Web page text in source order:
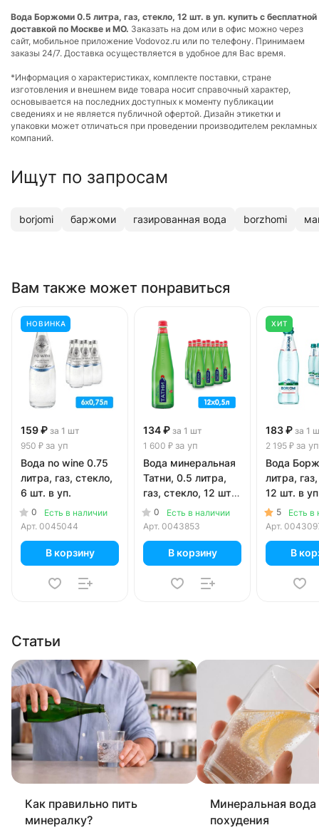
Вода Боржоми 0.5 литра, газ, стекло, 12 шт. в уп. купить с бесплатной
доставкой по Москве и МО. Заказать на дом или в офис можно через
сайт, мобильное приложение Vodovoz.ru или по телефону. Принимаем
заказы 24/7. Доставка осуществляется в удобное для Вас время.
*Информация о характеристиках, комплекте поставки, стране
изготовления и внешнем виде товара носит справочный характер,
основывается на последних доступных к моменту публикации
сведениях и не является публичной офертой. Дизайн этикетки и
упаковки может отличаться при проведении производителем рекламных
компаний.
Ищут по запросам
borjomi баржоми газированная вода borzhomi
Вам также может понравиться
НОВИНКА
159 ₽ за 1 шт
950 ₽ за уп
Вода no wine 0.75
литра, газ, стекло,
6 шт. в уп.
0
Есть в наличии
Арт. 0045044
В корзину
134 ₽ за 1 шт
1 600 ₽ за уп
Вода минеральная
Татни, 0.5 литра,
газ, стекло, 12 шт.
в уп.
0
Есть в наличии
Арт. 0043853
В корзину
ХИТ
183 ₽ за 1
2 195 ₽ за уп
Вода
литра,
12 шт. в
5
Есть в
Арт.
В
Статьи
Как правильно пить
минералку?
Минеральная вода
похудения